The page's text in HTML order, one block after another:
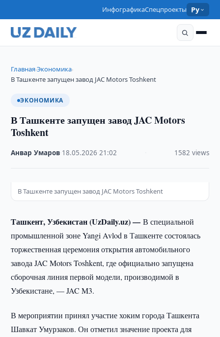
ИнфографикаСпецпроекты Ру
Главная›Экономика›
В Ташкенте запущен завод JAC Motors Toshkent
ЭКОНОМИКА
В Ташкенте запущен завод JAC Motors
Toshkent
Анвар Умаров 18.05.2026 ·21:02 1582 views
В Ташкенте запущен завод JAC Motors Toshkent
Ташкент, Узбекистан (UzDaily.uz) —В специальной
промышленной зоне Yangi Avlod в Ташкенте состоялась
торжественная церемония открытия автомобильного
завода JAC Motors Toshkent, где официально запущена
сборочная линия первой модели, производимой в
Узбекистане, — JAC M3.
В мероприятии принял участие хоким города Ташкента
Шавкат Умурзаков. Он отметил значение проекта для